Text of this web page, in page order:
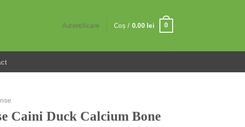
Autentificare Coș / 0.00 lei 0
Caini Duck Calcium Bone